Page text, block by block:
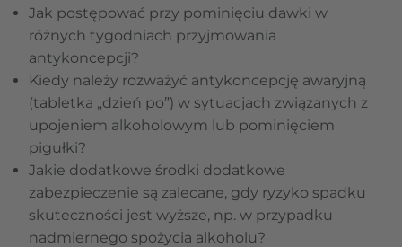
Jak postępować przy pominięciu dawki w
różnych tygodniach przyjmowania
antykoncepcji?
Kiedy należy rozważyć antykoncepcję awaryjną
(tabletka „dzień po”) w sytuacjach związanych z
upojeniem alkoholowym lub pominięciem
pigułki?
Jakie dodatkowe środki dodatkowe
zabezpieczenie są zalecane, gdy ryzyko spadku
skuteczności jest wyższe, np. w przypadku
nadmiernego spożycia alkoholu?